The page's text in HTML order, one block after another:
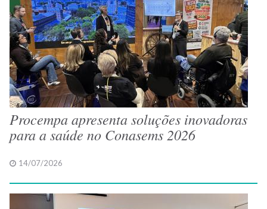
Procempa apresenta soluções inovadoras
para a saúde no Conasems 2026
14/07/2026